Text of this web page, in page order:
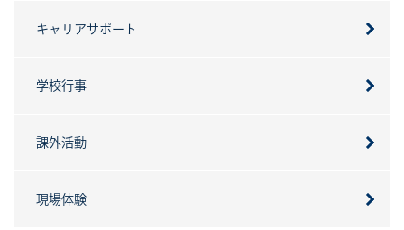
キャリアサポート
学校行事
課外活動
現場体験